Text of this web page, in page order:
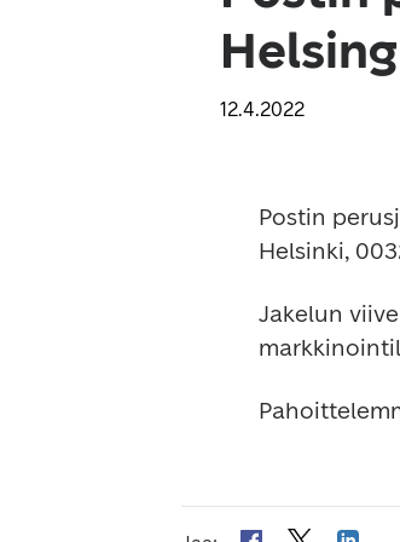
12.4.2022
Postin
Helsinki,
Jakelun